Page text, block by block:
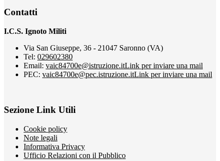
Contatti
I.C.S. Ignoto Militi
Via San Giuseppe, 36 - 21047 Saronno (VA)
Tel: 029602380
Email: vaic84700e@istruzione.itLink per inviare una mail
PEC: vaic84700e@pec.istruzione.itLink per inviare una mail
Sezione Link Utili
Cookie policy
Note legali
Informativa Privacy
Ufficio Relazioni con il Pubblico